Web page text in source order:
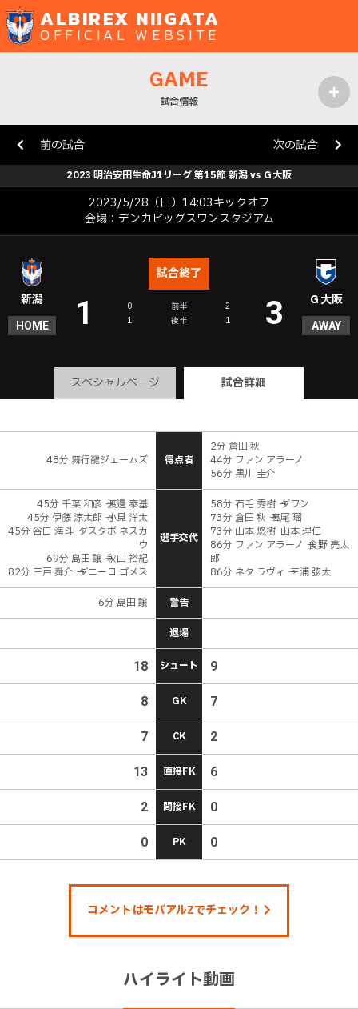
ALBIREX NIIGATA
OFFICIAL WEBSITE
GAME
試合情報
前の試合
2023 明治安田生命J1リーグ 第15節 新潟 vs Ｇ大阪
次の試合
2023/5/28（日）14:03キックオフ
会場：デンカビッグスワンスタジアム
新潟
HOME
試合終了
1 0 前半
2
1
後半 1 3 Ｇ大阪
AWAY
スペシャルページ 試合詳細
48分 舞行龍ジェームズ 得点者
2分 倉田 秋
44分 ファン アラーノ
56分 黒川 圭介
45分 千葉 和彦 → 渡邊 泰基
45分 伊藤 涼太郎 → 小見 洋太
45分 谷口 海斗 → グスタボ ネスカ
ウ
69分 島田 譲 → 秋山 裕紀
82分 三戸 舜介 → ダニーロ ゴメス
選手交代
58分 石毛 秀樹 → ダワン
73分 倉田 秋 → 髙尾 瑠
73分 山本 悠樹 → 山本 理仁
86分 ファン アラーノ → 食野 亮太
郎
86分 ネタ ラヴィ → 三浦 弦太
6分 島田 譲 警告
退場
18 シュート 9
8 GK 7
7 CK 2
13 直接FK 6
2 間接FK 0
0 PK 0
コメントはモバアルZでチェック！
ハイライト動画